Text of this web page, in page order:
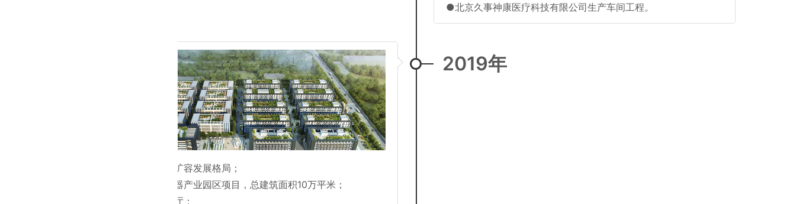
●北京久事神康医疗科技有限公司生产车间工程。
●稳固核心阵地扩容发展格局；
●兴远高科孵化器产业园区项目，总建筑面积10万平米；
●库布其治沙展厅；
2019年